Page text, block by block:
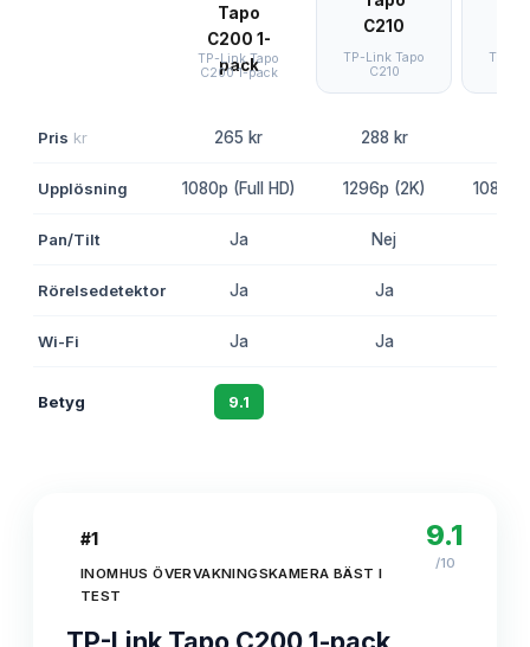
TP-Link Tapo
C200 1-pack
TP-Link Tapo
C210
TP-
Pris kr 265 kr 288 kr
Upplösning 1080p (Full HD) 1296p (2K) 1080p
Pan/Tilt Ja Nej
Rörelsedetektor Ja Ja
Wi-Fi Ja Ja
Betyg 9.1
#1
INOMHUS ÖVERVAKNINGSKAMERA BÄST I
TEST
9.1
/10